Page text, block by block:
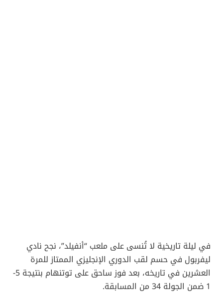
في ليلة تاريخية لا تُنسى على ملعب “أنفيلد”، نجح نادي
ليفربول في حسم لقب الدوري الإنجليزي الممتاز للمرة
العشرين في تاريخه، بعد فوز ساحق على توتنهام بنتيجة 5-
1 ضمن الجولة 34 من المسابقة.